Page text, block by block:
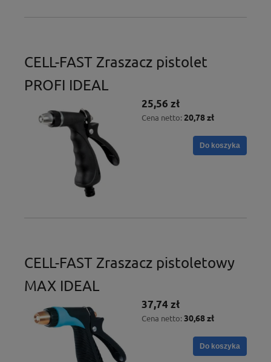
CELL-FAST Zraszacz pistolet
PROFI IDEAL
25,56 zł
Cena netto: 20,78 zł
Do koszyka
CELL-FAST Zraszacz pistoletowy
MAX IDEAL
37,74 zł
Cena netto: 30,68 zł
Do koszyka